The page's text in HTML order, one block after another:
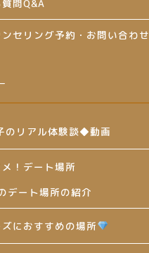
問Q&A
セリング予約・お問い合わせ
のリアル体験談◆動画
！デート場所
デート場所の紹介
におすすめの場所